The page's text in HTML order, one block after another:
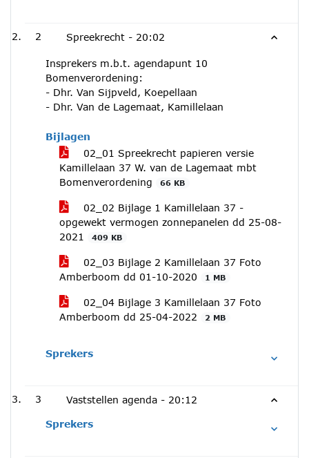
2 Spreekrecht - 20:02
Insprekers m.b.t. agendapunt 10
Bomenverordening:
- Dhr. Van Sijpveld, Koepellaan
- Dhr. Van de Lagemaat, Kamillelaan
Bijlagen
02_01 Spreekrecht papieren versie
Kamillelaan 37 W. van de Lagemaat mbt
Bomenverordening
66 KB
02_02 Bijlage 1 Kamillelaan 37 -
opgewekt vermogen zonnepanelen dd 25-08-
2021
409 KB
02_03 Bijlage 2 Kamillelaan 37 Foto
Amberboom dd 01-10-2020
1 MB
02_04 Bijlage 3 Kamillelaan 37 Foto
Amberboom dd 25-04-2022
2 MB
Sprekers
3 Vaststellen agenda - 20:12
Sprekers